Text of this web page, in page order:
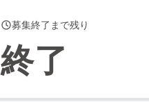
募集終了まで残り
終了